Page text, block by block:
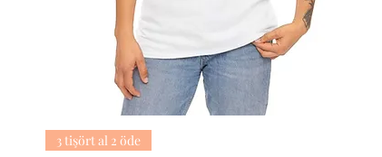
3 tişört al 2 öde